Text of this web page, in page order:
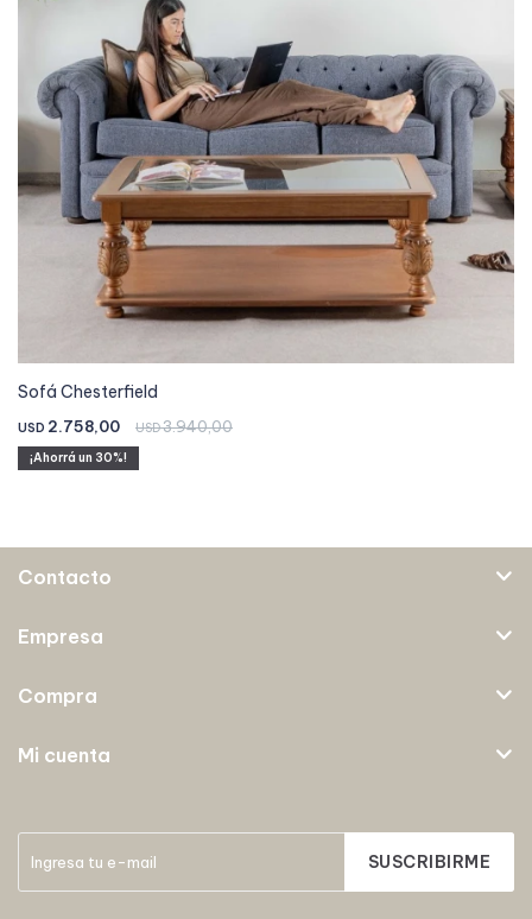
Sofá Chesterfield
USD 2.758,00 USD3.940,00
30
SUSCRIBIRME
Contacto
Empresa
Compra
Mi cuenta